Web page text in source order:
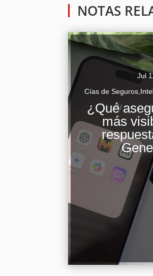
NOTAS
Jul
Cías de Seguros,
¿Qué
más
La inteligencia
transformado
consumidores
productos y